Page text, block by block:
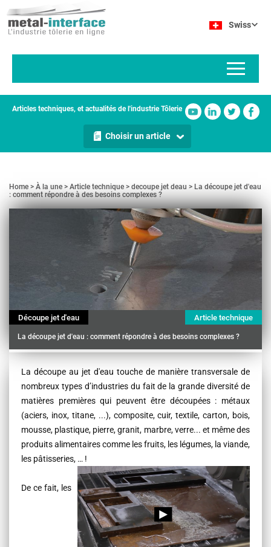
au
contenu
Swiss
Articles techniques, et actualités de l'industrie Tôlerie
Choisir un article
Home À la une Article technique decoupe jet deau
La découpe jet d'eau
: comment répondre à des besoins complexes ?
Découpe jet d'eau Article technique
La découpe jet d'eau : comment répondre à des besoins complexes ?
Contenu
La découpe au jet d'eau touche de manière transversale de
nombreux types d’industries du fait de la grande diversité de
matières premières qui peuvent être découpées : métaux
(aciers, inox, titane, ...), composite, cuir, textile, carton, bois,
mousse, plastique, pierre, granit, marbre, verre... et même des
produits alimentaires comme les fruits, les légumes, la viande,
les pâtisseries, … !
De ce fait, les